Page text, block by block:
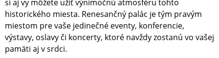
si aj vy môžete užiť výnimočnú atmosféru tohto
historického miesta. Renesančný palác je tým pravým
miestom pre vaše jedinečné eventy, konferencie,
výstavy, oslavy či koncerty, ktoré navždy zostanú vo vašej
pamäti aj v srdci.